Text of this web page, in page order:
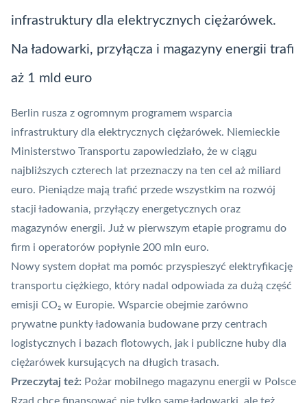
infrastruktury dla elektrycznych ciężarówek.
Na ładowarki, przyłącza i magazyny energii trafi
aż 1 mld euro
Berlin rusza z ogromnym programem wsparcia
infrastruktury dla elektrycznych ciężarówek. Niemieckie
Ministerstwo Transportu zapowiedziało, że w ciągu
najbliższych czterech lat przeznaczy na ten cel aż miliard
euro. Pieniądze mają trafić przede wszystkim na rozwój
stacji ładowania, przyłączy energetycznych oraz
magazynów energii. Już w pierwszym etapie programu do
firm i operatorów popłynie 200 mln euro.
Nowy system dopłat ma pomóc przyspieszyć elektryfikację
transportu ciężkiego, który nadal odpowiada za dużą część
emisji CO₂ w Europie. Wsparcie obejmie zarówno
prywatne punkty ładowania budowane przy centrach
logistycznych i bazach flotowych, jak i publiczne huby dla
ciężarówek kursujących na długich trasach.
Przeczytaj też: Pożar mobilnego magazynu energii w Polsce